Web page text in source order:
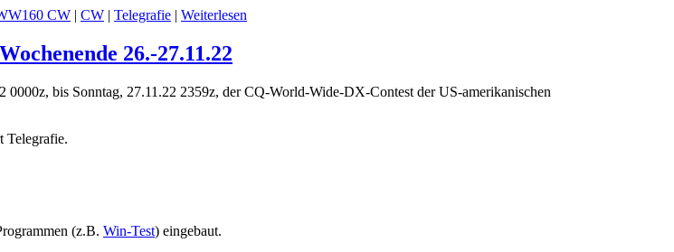
CW | CW | Telegrafie | Weiterlesen
26.-27.11.22
0000z, bis Sonntag, 27.11.22 2359z, der CQ-World-Wide-DX-Contest der US-amerikanischen
Telegrafie.
(z.B. Win-Test) eingebaut.